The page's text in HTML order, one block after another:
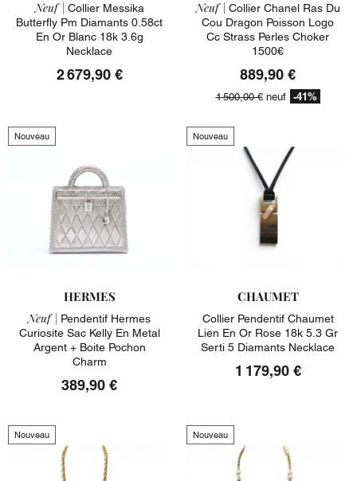
Neuf | Collier Messika
Butterfly Pm Diamants 0.58ct
En Or Blanc 18k 3.6g
Necklace
2 679,90 €
Neuf | Collier Chanel Ras Du
Cou Dragon Poisson Logo
Cc Strass Perles Choker
1500€
889,90 €
1 500,00 €neuf -41%
Nouveau
HERMES
Neuf | Pendentif Hermes
Curiosite Sac Kelly En Metal
Argent + Boite Pochon
Charm
389,90 €
Nouveau
CHAUMET
Collier Pendentif Chaumet
Lien En Or Rose 18k 5.3 Gr
Serti 5 Diamants Necklace
1 179,90 €
Nouveau Nouveau